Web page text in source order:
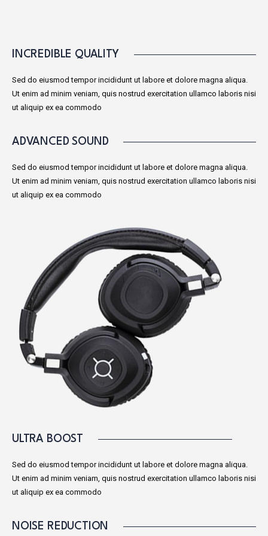
INCREDIBLE QUALITY
Sed do eiusmod tempor incididunt ut labore et dolore magna aliqua.
Ut enim ad minim veniam, quis nostrud exercitation ullamco laboris nisi
ut aliquip ex ea commodo
ADVANCED SOUND
Sed do eiusmod tempor incididunt ut labore et dolore magna aliqua.
Ut enim ad minim veniam, quis nostrud exercitation ullamco laboris nisi
ut aliquip ex ea commodo
ULTRA BOOST
Sed do eiusmod tempor incididunt ut labore et dolore magna aliqua.
Ut enim ad minim veniam, quis nostrud exercitation ullamco laboris nisi
ut aliquip ex ea commodo
NOISE REDUCTION